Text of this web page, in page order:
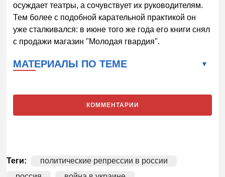
осуждает театры, а сочувствует их руководителям.
Тем более с подобной карательной практикой он
уже сталкивался: в июне того же года его книги снял
с продажи магазин "Молодая гвардия".
МАТЕРИАЛЫ ПО ТЕМЕ
КОММЕНТАРИИ
Теги:
политические репрессии в россии